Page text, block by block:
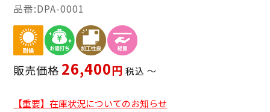
DPA-0001
販売価格 26,400 税込 〜
【重要】在庫状況についてのお知らせ